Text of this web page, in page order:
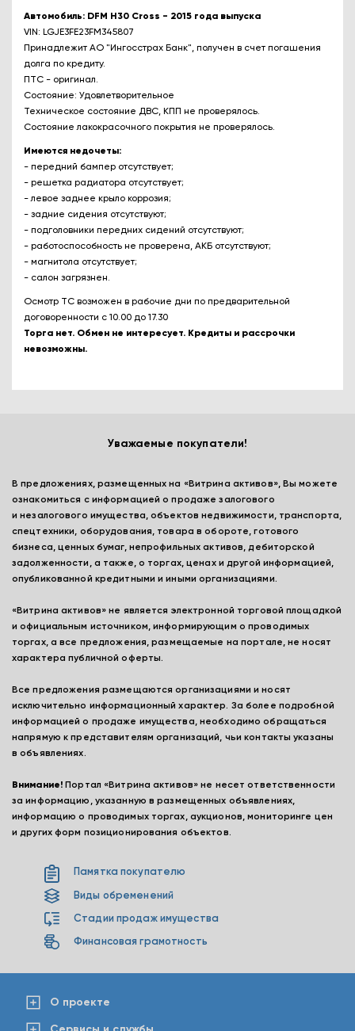
Автомобиль: DFM H30 Cross - 2015 года выпуска
VIN: LGJE3FE23FM345807
Принадлежит АО "Ингосстрах Банк", получен в счет погашения
долга по кредиту.
ПТС - оригинал.
Состояние: Удовлетворительное
Техническое состояние ДВС, КПП не проверялось.
Состояние лакокрасочного покрытия не проверялось.
Имеются недочеты:
- передний бампер отсутствует;
- решетка радиатора отсутствует;
- левое заднее крыло коррозия;
- задние сидения отсутствуют;
- подголовники передних сидений отсутствуют;
- работоспособность не проверена, АКБ отсутствуют;
- магнитола отсутствует;
- салон загрязнен.
Осмотр ТС возможен в рабочие дни по предварительной
договоренности с 10.00 до 17.30
Торга нет. Обмен не интересует. Кредиты и рассрочки
невозможны.
Уважаемые покупатели!
В предложениях, размещенных на «Витрина активов», Вы можете
ознакомиться с информацией о продаже залогового
и незалогового имущества, объектов недвижимости, транспорта,
спецтехники, оборудования, товара в обороте, готового
бизнеса, ценных бумаг, непрофильных активов, дебиторской
задолженности, а также, о торгах, ценах и другой информацией,
опубликованной кредитными и иными организациями.
«Витрина активов» не является электронной торговой площадкой
и официальным источником, информирующим о проводимых
торгах, а все предложения, размещаемые на портале, не носят
характера публичной оферты.
Все предложения размещаются организациями и носят
исключительно информационный характер. За более подробной
информацией о продаже имущества, необходимо обращаться
напрямую к представителям организаций, чьи контакты указаны
в объявлениях.
Внимание! Портал «Витрина активов» не несет ответственности
за информацию, указанную в размещенных объявлениях,
информацию о проводимых торгах, аукционов, мониторинге цен
и других форм позиционирования объектов.
Памятка покупателю
Виды обременений
Стадии продаж имущества
Финансовая грамотность
О проекте